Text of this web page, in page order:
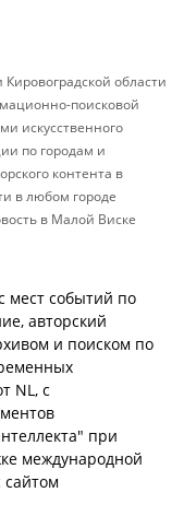
области
поисковой
искусственного
по городам и
контента в
в любом городе
в Малой Виске
мест событий по
авторский
и поиском по
NL, с
при
международной
сайтом